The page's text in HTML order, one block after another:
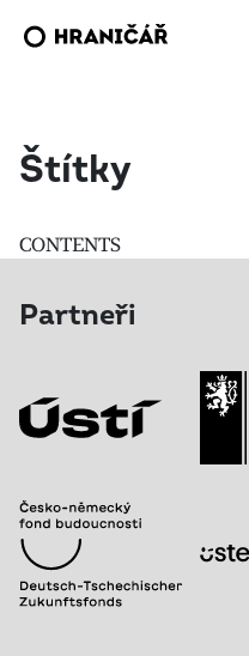
Štítky
CONTENTS
Partneři